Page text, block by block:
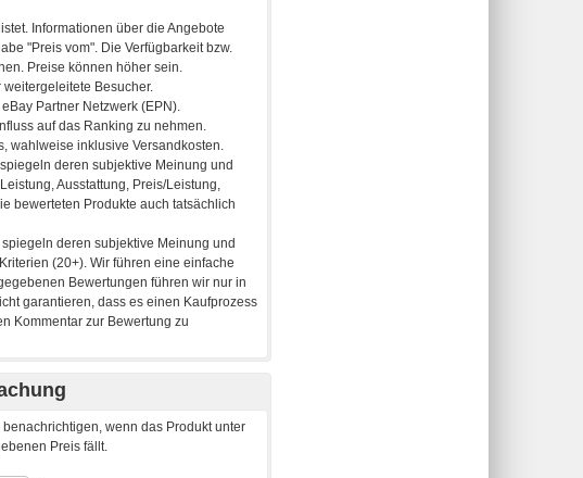
wenn das Produkt unter
Preis fällt.